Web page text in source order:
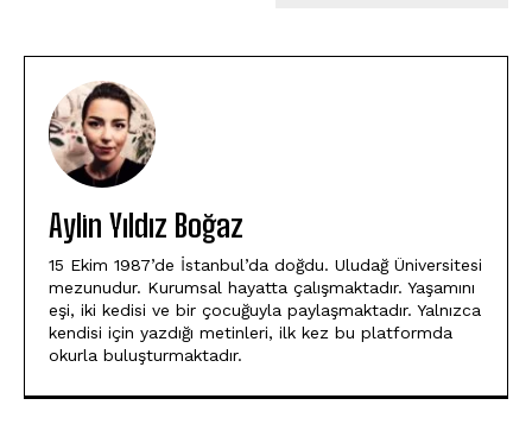
Aylin Yıldız Boğaz
15 Ekim 1987’de İstanbul’da doğdu. Uludağ Üniversitesi
mezunudur. Kurumsal hayatta çalışmaktadır. Yaşamını
eşi, iki kedisi ve bir çocuğuyla paylaşmaktadır. Yalnızca
kendisi için yazdığı metinleri, ilk kez bu platformda
okurla buluşturmaktadır.